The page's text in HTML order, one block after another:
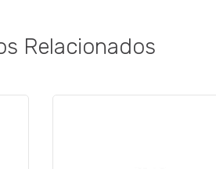
Relacionados